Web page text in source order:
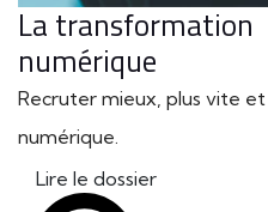
La transformation
numérique
Recruter mieux, plus vite
numérique.
Lire le dossier